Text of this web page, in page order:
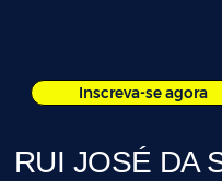
Inscreva-se agora
RUI JOSÉ DA